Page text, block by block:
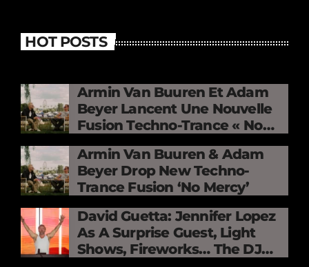
HOT POSTS
Armin Van Buuren Et Adam
Beyer Lancent Une Nouvelle
Fusion Techno-Trance « No
Armin Van Buuren & Adam
Beyer Drop New Techno-
Trance Fusion ‘No Mercy’
David Guetta: Jennifer Lopez
As A Surprise Guest, Light
Shows, Fireworks… The DJ